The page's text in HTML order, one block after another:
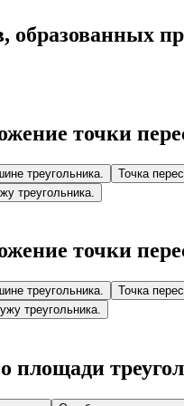
образованных
точки
треугольника.
Точка
треугольника.
точки
треугольника.
Точка
треугольника.
площади